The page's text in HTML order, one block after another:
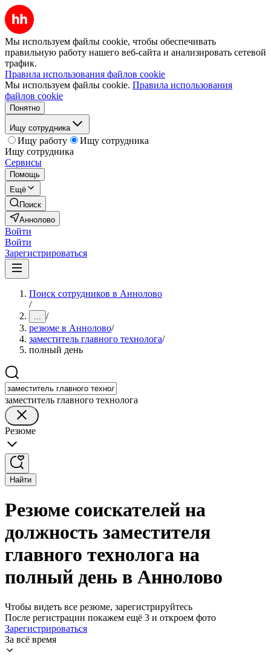
Мы используем файлы cookie, чтобы обеспечивать
правильную работу нашего веб-сайта и анализировать сетевой
трафик.
Правила использования файлов cookie
Мы используем файлы cookie. Правила использования
файлов cookie
Понятно
Ищу сотрудника
Ищу работу
Ищу сотрудника
Ищу сотрудника
Сервисы
Помощь
Ещё
Поиск
Аннолово
Войти
Войти
Зарегистрироваться
Поиск сотрудников в Аннолово
/
... /
резюме в Аннолово/
заместитель главного технолога/
полный день
заместитель главного технолога
Резюме
Найти
Резюме соискателей на
должность заместителя
главного технолога на
полный день в Аннолово
Чтобы видеть все резюме, зарегистрируйтесь
После регистрации покажем ещё 3 и откроем фото
Зарегистрироваться
За всё время